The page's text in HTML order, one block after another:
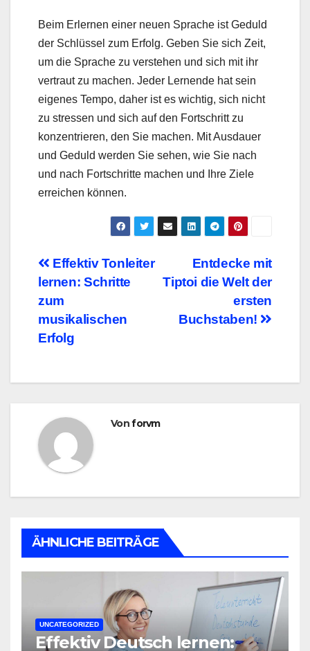
Beim Erlernen einer neuen Sprache ist Geduld
der Schlüssel zum Erfolg. Geben Sie sich Zeit,
um die Sprache zu verstehen und sich mit ihr
vertraut zu machen. Jeder Lernende hat sein
eigenes Tempo, daher ist es wichtig, sich nicht
zu stressen und sich auf den Fortschritt zu
konzentrieren, den Sie machen. Mit Ausdauer
und Geduld werden Sie sehen, wie Sie nach
und nach Fortschritte machen und Ihre Ziele
erreichen können.
Beitragsnavigation
Entdecke mit
Tiptoi die Welt der
ersten
Buchstaben!
Effektiv Tonleiter
lernen: Schritte
zum
musikalischen
Erfolg
Vonforvm
ÄHNLICHE BEITRÄGE
UNCATEGORIZED
Effektiv Deutsch lernen: